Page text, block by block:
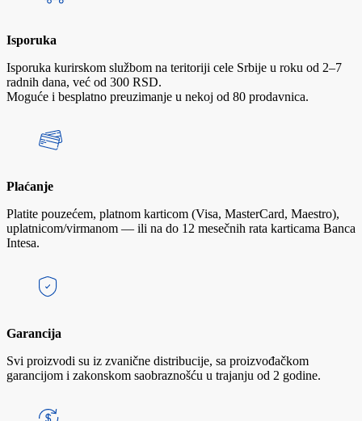
Isporuka
Isporuka kurirskom službom na teritoriji cele Srbije u roku od 2–7
radnih dana, već od 300 RSD.
Moguće i besplatno preuzimanje u nekoj od 80 prodavnica.
Plaćanje
Platite pouzećem, platnom karticom (Visa, MasterCard, Maestro),
uplatnicom/virmanom — ili na do 12 mesečnih rata karticama Banca
Intesa.
Garancija
Svi proizvodi su iz zvanične distribucije, sa proizvođačkom
garancijom i zakonskom saobraznošću u trajanju od 2 godine.